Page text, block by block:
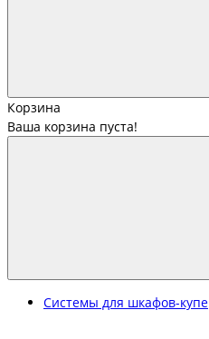
Корзина
Ваша корзина пуста!
Системы для шкафов-купе